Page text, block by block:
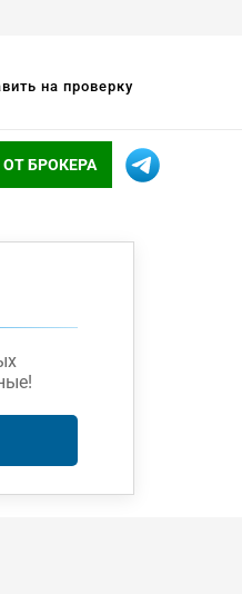
на проверку
БРОКЕРА